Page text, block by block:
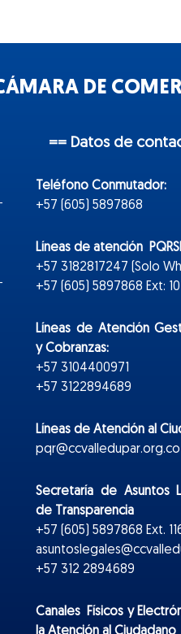
DE
== Datos de
Teléfono Conmutador:
+57 (605) 5897868
Líneas de atención
+57 3182817247 (Solo
+57 (605) 5897868 Ext:
Líneas de Atención
y Cobranzas:
+57 3104400971
+57 3122894689
Líneas de Atención al
pqr@ccvalledupar.org.co
Secretaría de Asuntos
de Transparencia
+57 (605) 5897868 Ext.
+57 312 2894689
Canales Físicos yElectr
la Atención al Ciudadano